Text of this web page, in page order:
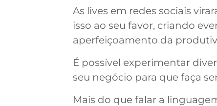
As lives em redes sociais
isso ao seu favor, criando
aperfeiçoamento da
É possível experimentar
seu negócio para que faça
Mais do que falar a